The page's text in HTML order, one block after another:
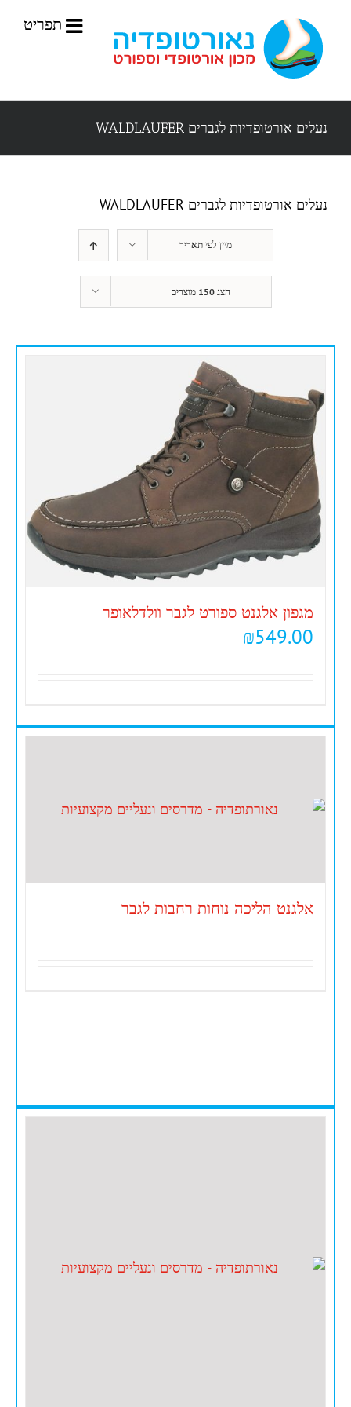
נעלים אורטופדיות לגברים WALDLAUFER
נעלים אורטופדיות לגברים WALDLAUFER
מיין לפיתאריך
הצג150 מוצרים
מגפון אלגנט ספורט לגבר וולדלאופר
₪549.00
אלגנט הליכה נוחות רחבות לגבר